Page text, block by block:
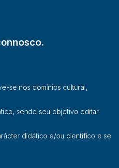
se nos domínios cultural,
sendo seu objetivo editar
didático e/ou científico e se